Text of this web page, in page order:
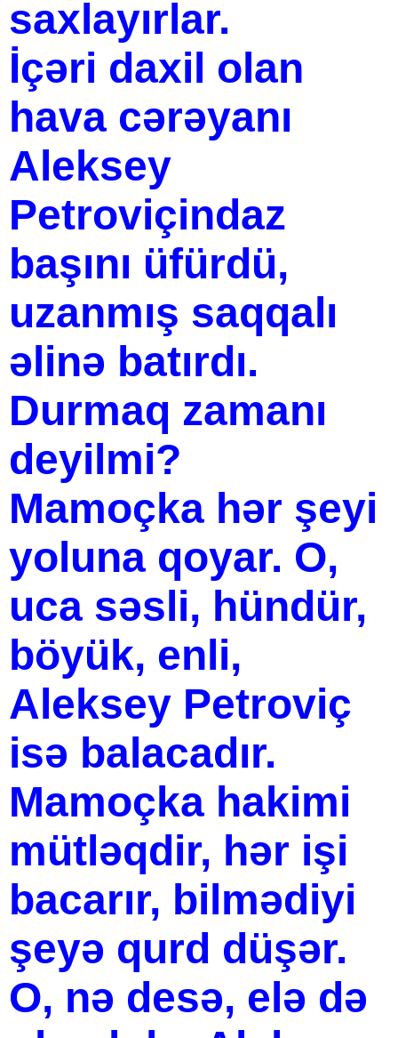
saxlayırlar.
İçəri daxil olan
hava cərəyanı
Aleksey
Petroviçindaz
başını üfürdü,
uzanmış saqqalı
əlinə batırdı.
Durmaq zamanı
deyilmi?
Mamoçka hər şeyi
yoluna qoyar. O,
uca səsli, hündür,
böyük, enli,
Aleksey Petroviç
isə balacadır.
Mamoçka hakimi
mütləqdir, hər işi
bacarır, bilmədiyi
şeyə qurd düşər.
O, nə desə, elə də